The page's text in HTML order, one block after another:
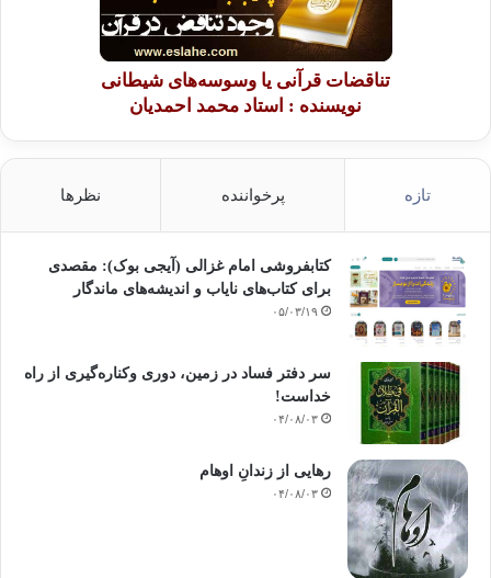
تناقضات قرآنی یا وسوسه‌های شیطانی
نویسنده : استاد محمد احمدیان
تازه پرخواننده نظرها
کتابفروشی امام غزالی (آیجی بوک): مقصدی
برای کتاب‌های نایاب و اندیشه‌های ماندگار
۰۵/۰۳/۱۹
سر دفتر فساد در زمین‌، دوری وکناره‌گیری از راه
خداست‌!
۰۴/۰۸/۰۳
رهایی از زندانِ اوهام
۰۴/۰۸/۰۳